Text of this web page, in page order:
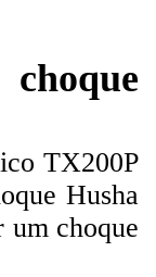
TX200P
Husha
um choque